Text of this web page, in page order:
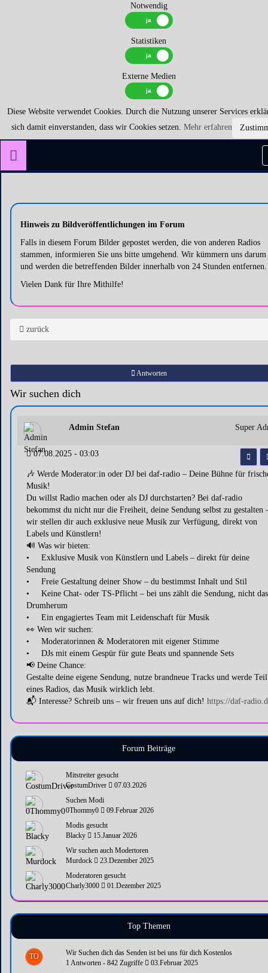
Notwendig
Statistiken
Externe Medien
Diese Website verwendet Cookies. Durch die Nutzung unserer Services
sich damit einverstanden, dass wir Cookies setzen. Mehr erfahren
Hinweis zu Bildveröffentlichungen im Forum
Falls in diesem Forum Bilder gepostet werden, die von anderen Radios
stammen, informieren Sie uns bitte umgehend. Wir kümmern uns darum
und werden die betreffenden Bilder innerhalb von 24 Stunden entfernen.
Vielen Dank für Ihre Mithilfe!
zurück
Antworten
Wir suchen dich
Admin Stefan Super
07.08.2025 - 03:03
🎶 Werde Moderator:in oder DJ bei daf-radio – Deine Bühne für
Musik!
Du willst Radio machen oder als DJ durchstarten? Bei daf-radio
bekommst du nicht nur die Freiheit, deine Sendung selbst zu gestalten
wir stellen dir auch exklusive neue Musik zur Verfügung, direkt von
Labels und Künstlern!
🔊 Was wir bieten:
• Exklusive Musik von Künstlern und Labels – direkt für deine
Sendung
• Freie Gestaltung deiner Show – du bestimmst Inhalt und Stil
• Keine Chat- oder TS-Pflicht – bei uns zählt die Sendung, nicht das
Drumherum
• Ein engagiertes Team mit Leidenschaft für Musik
👀 Wen wir suchen:
• Moderatorinnen & Moderatoren mit eigener Stimme
• DJs mit einem Gespür für gute Beats und spannende Sets
📢 Deine Chance:
Gestalte deine eigene Sendung, nutze brandneue Tracks und werde Teil
eines Radios, das Musik wirklich lebt.
📬 Interesse? Schreib uns – wir freuen uns auf dich! https://daf-
Forum Beiträge
Mitstreiter gesucht
CostumDriver
07.03.2026
Suchen Modi
0Thommy0
09.Februar 2026
Modis gesucht
Blacky
15.Januar 2026
Wir suchen auch Modertoren
Murdock
23.Dezember 2025
Moderatoren gesucht
Charly3000
01.Dezember 2025
Top Themen
TO
Wir Suchen dich das Senden ist bei uns für dich Kostenlos
1 Antworten - 842 Zugriffe
03.Februar 2025